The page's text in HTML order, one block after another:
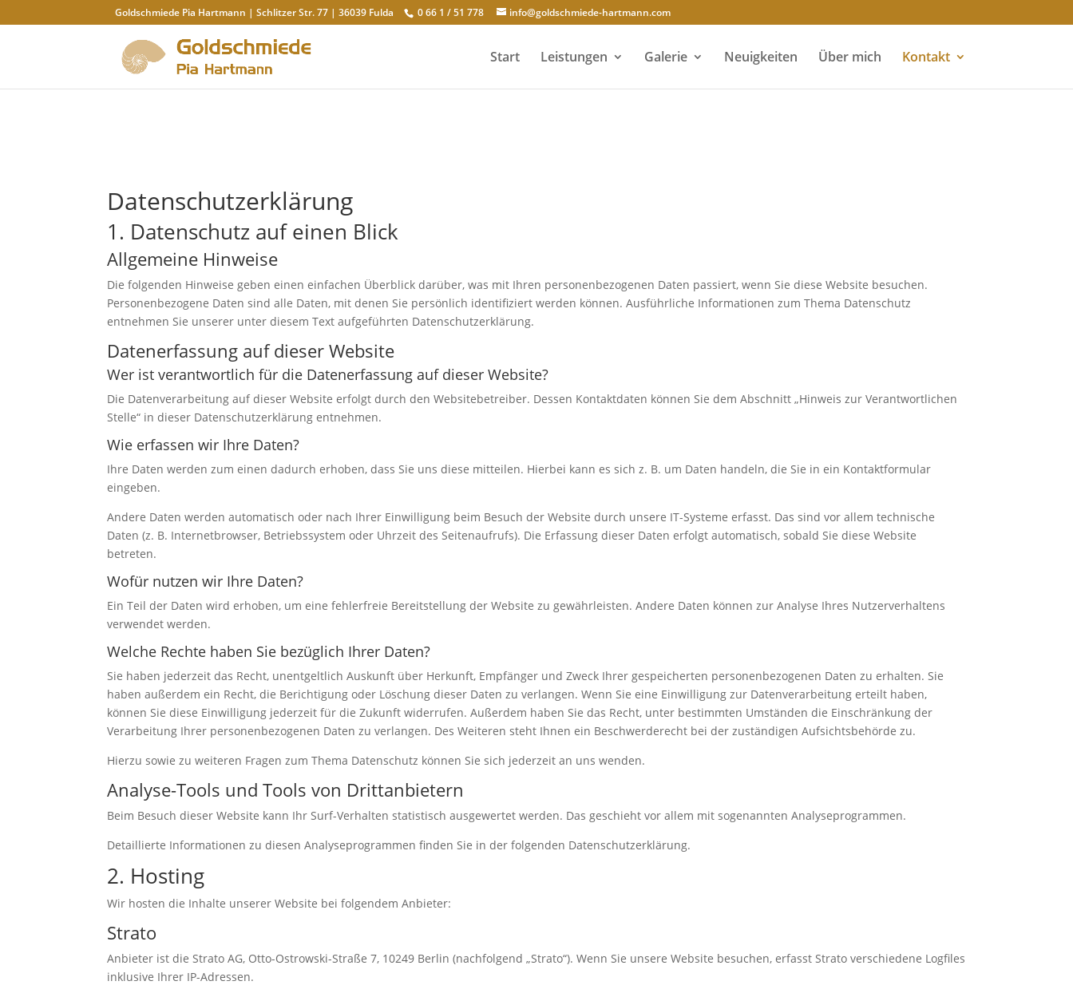
Goldschmiede Pia Hartmann | Schlitzer Str. 77 | 36039 Fulda 0 66 1 / 51 778 info@goldschmiede-hartmann.com
Start Leistungen Galerie Neuigkeiten Über mich Kontakt
Datenschutz­erklärung
1. Datenschutz auf einen Blick
Allgemeine Hinweise
Die folgenden Hinweise geben einen einfachen Überblick darüber, was mit Ihren personenbezogenen Daten passiert, wenn Sie diese Website besuchen.
Personenbezogene Daten sind alle Daten, mit denen Sie persönlich identifiziert werden können. Ausführliche Informationen zum Thema Datenschutz
entnehmen Sie unserer unter diesem Text aufgeführten Datenschutzerklärung.
Datenerfassung auf dieser Website
Wer ist verantwortlich für die Datenerfassung auf dieser Website?
Die Datenverarbeitung auf dieser Website erfolgt durch den Websitebetreiber. Dessen Kontaktdaten können Sie dem Abschnitt „Hinweis zur Verantwortlichen
Stelle“ in dieser Datenschutzerklärung entnehmen.
Wie erfassen wir Ihre Daten?
Ihre Daten werden zum einen dadurch erhoben, dass Sie uns diese mitteilen. Hierbei kann es sich z. B. um Daten handeln, die Sie in ein Kontaktformular
eingeben.
Andere Daten werden automatisch oder nach Ihrer Einwilligung beim Besuch der Website durch unsere IT-Systeme erfasst. Das sind vor allem technische
Daten (z. B. Internetbrowser, Betriebssystem oder Uhrzeit des Seitenaufrufs). Die Erfassung dieser Daten erfolgt automatisch, sobald Sie diese Website
betreten.
Wofür nutzen wir Ihre Daten?
Ein Teil der Daten wird erhoben, um eine fehlerfreie Bereitstellung der Website zu gewährleisten. Andere Daten können zur Analyse Ihres Nutzerverhaltens
verwendet werden.
Welche Rechte haben Sie bezüglich Ihrer Daten?
Sie haben jederzeit das Recht, unentgeltlich Auskunft über Herkunft, Empfänger und Zweck Ihrer gespeicherten personenbezogenen Daten zu erhalten. Sie
haben außerdem ein Recht, die Berichtigung oder Löschung dieser Daten zu verlangen. Wenn Sie eine Einwilligung zur Datenverarbeitung erteilt haben,
können Sie diese Einwilligung jederzeit für die Zukunft widerrufen. Außerdem haben Sie das Recht, unter bestimmten Umständen die Einschränkung der
Verarbeitung Ihrer personenbezogenen Daten zu verlangen. Des Weiteren steht Ihnen ein Beschwerderecht bei der zuständigen Aufsichtsbehörde zu.
Hierzu sowie zu weiteren Fragen zum Thema Datenschutz können Sie sich jederzeit an uns wenden.
Analyse-Tools und Tools von Dritt­anbietern
Beim Besuch dieser Website kann Ihr Surf-Verhalten statistisch ausgewertet werden. Das geschieht vor allem mit sogenannten Analyseprogrammen.
Detaillierte Informationen zu diesen Analyseprogrammen finden Sie in der folgenden Datenschutzerklärung.
2. Hosting
Wir hosten die Inhalte unserer Website bei folgendem Anbieter:
Strato
Anbieter ist die Strato AG, Otto-Ostrowski-Straße 7, 10249 Berlin (nachfolgend „Strato“). Wenn Sie unsere Website besuchen, erfasst Strato verschiedene Logfiles
inklusive Ihrer IP-Adressen.